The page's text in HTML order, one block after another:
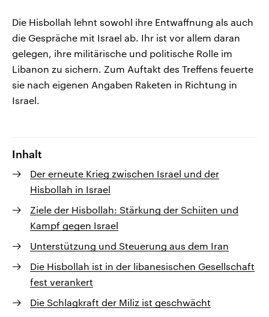
Die Hisbollah lehnt sowohl ihre Entwaffnung als auch
die Gespräche mit Israel ab. Ihr ist vor allem daran
gelegen, ihre militärische und politische Rolle im
Libanon zu sichern. Zum Auftakt des Treffens feuerte
sie nach eigenen Angaben Raketen in Richtung in
Israel.
Inhalt
Der erneute Krieg zwischen Israel und der
Hisbollah in Israel
Ziele der Hisbollah: Stärkung der Schiiten und
Kampf gegen Israel
Unterstützung und Steuerung aus dem Iran
Die Hisbollah ist in der libanesischen Gesellschaft
fest verankert
Die Schlagkraft der Miliz ist geschwächt